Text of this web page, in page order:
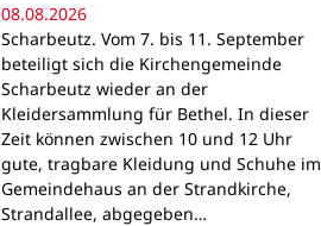
08.08.2026
Scharbeutz. Vom 7. bis 11. September
beteiligt sich die Kirchengemeinde
Scharbeutz wieder an der
Kleidersammlung für Bethel. In dieser
Zeit können zwischen 10 und 12 Uhr
gute, tragbare Kleidung und Schuhe im
Gemeindehaus an der Strandkirche,
Strandallee, abgegeben…